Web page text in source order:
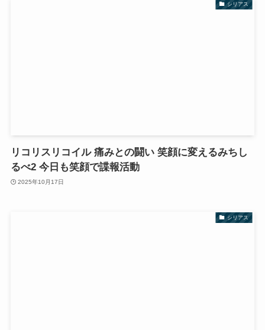
シリアス
リコリスリコイル 痛みとの闘い 笑顔に変えるみちし
るべ2 今日も笑顔で諜報活動
2025年10月17日
シリアス